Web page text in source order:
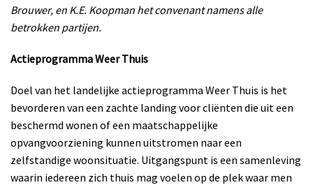
Brouwer, en K.E. Koopman het convenant namens alle
betrokken partijen.
Actieprogramma Weer Thuis
Doel van het landelijke actieprogramma Weer Thuis is het
bevorderen van een zachte landing voor cliënten die uit een
beschermd wonen of een maatschappelijke
opvangvoorziening kunnen uitstromen naar een
zelfstandige woonsituatie. Uitgangspunt is een samenleving
waarin iedereen zich thuis mag voelen op de plek waar men